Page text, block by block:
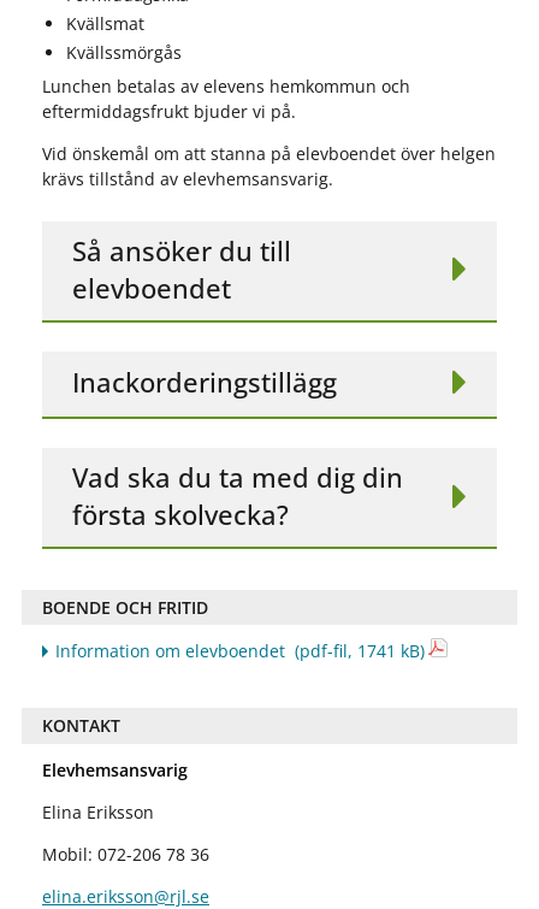
Kvällsmat
Kvällssmörgås
Lunchen betalas av elevens hemkommun och
eftermiddagsfrukt bjuder vi på.
Vid önskemål om att stanna på elevboendet över helgen
krävs tillstånd av elevhemsansvarig.
Så ansöker du till
elevboendet
Inackorderingstillägg
Vad ska du ta med dig din
första skolvecka?
BOENDE OCH FRITID
Information om elevboendet (pdf-fil, 1741 kB)
KONTAKT
Elevhemsansvarig
Elina Eriksson
Mobil: 072-206 78 36
elina.eriksson@rjl.se